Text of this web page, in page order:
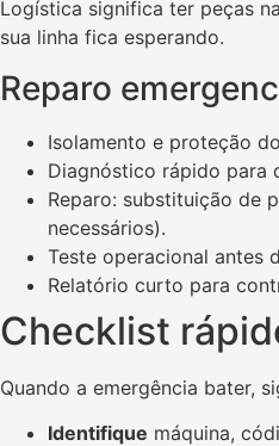
Logística significa ter peças
sua linha fica esperando.
Reparo
Isolamento e proteção
Diagnóstico rápido para
Reparo: substituição de
necessários).
Teste operacional antes
Relatório curto para
Checklist
Quando a emergência bater,
Identifique máquina,